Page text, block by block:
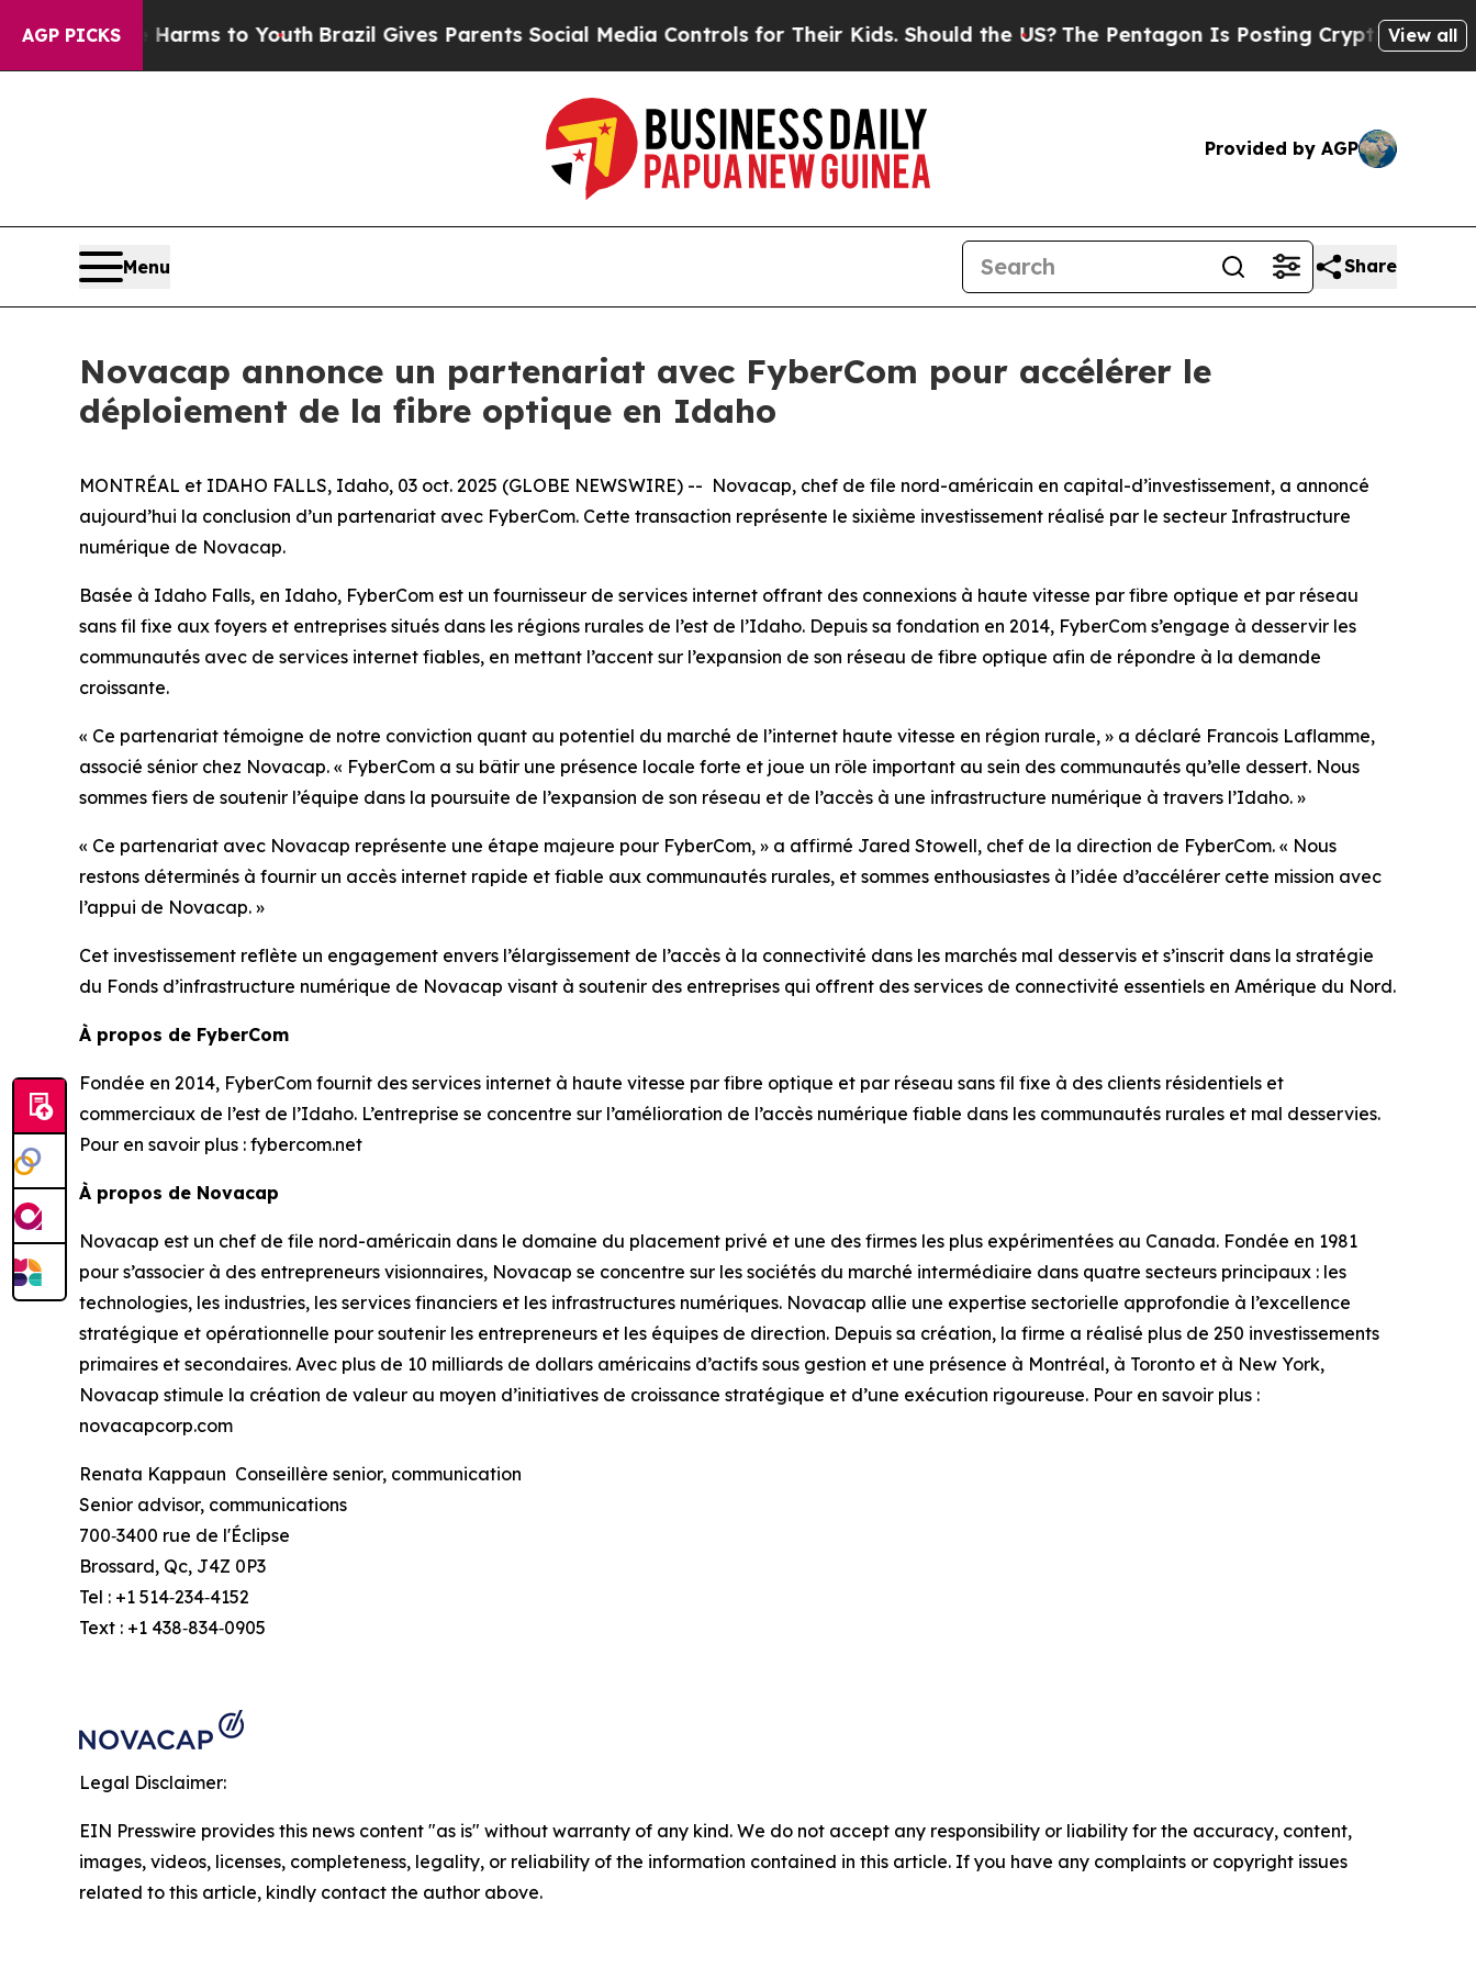
AGP PICKS
to Abate Harms to YouthBrazil Gives Parents Social Media Controls for Their Kids. Should the US?The Pentagon Is Posting Cryptic BiblicalView all
Provided by AGP
Menu Share
Novacap annonce un partenariat avec FyberCom pour accélérer le
déploiement de la fibre optique en Idaho
MONTRÉAL et IDAHO FALLS, Idaho, 03 oct. 2025 (GLOBE NEWSWIRE) -- Novacap, chef de file nord-américain en capital-d’investissement, a annoncé
aujourd’hui la conclusion d’un partenariat avec FyberCom. Cette transaction représente le sixième investissement réalisé par le secteur Infrastructure
numérique de Novacap.
Basée à Idaho Falls, en Idaho, FyberCom est un fournisseur de services internet offrant des connexions à haute vitesse par fibre optique et par réseau
sans fil fixe aux foyers et entreprises situés dans les régions rurales de l’est de l’Idaho. Depuis sa fondation en 2014, FyberCom s’engage à desservir les
communautés avec de services internet fiables, en mettant l’accent sur l’expansion de son réseau de fibre optique afin de répondre à la demande
croissante.
« Ce partenariat témoigne de notre conviction quant au potentiel du marché de l’internet haute vitesse en région rurale, » a déclaré Francois Laflamme,
associé sénior chez Novacap. « FyberCom a su bâtir une présence locale forte et joue un rôle important au sein des communautés qu’elle dessert. Nous
sommes fiers de soutenir l’équipe dans la poursuite de l’expansion de son réseau et de l’accès à une infrastructure numérique à travers l’Idaho. »
« Ce partenariat avec Novacap représente une étape majeure pour FyberCom, » a affirmé Jared Stowell, chef de la direction de FyberCom. « Nous
restons déterminés à fournir un accès internet rapide et fiable aux communautés rurales, et sommes enthousiastes à l’idée d’accélérer cette mission avec
l’appui de Novacap. »
Cet investissement reflète un engagement envers l’élargissement de l’accès à la connectivité dans les marchés mal desservis et s’inscrit dans la stratégie
du Fonds d’infrastructure numérique de Novacap visant à soutenir des entreprises qui offrent des services de connectivité essentiels en Amérique du Nord.
À propos de FyberCom
Fondée en 2014, FyberCom fournit des services internet à haute vitesse par fibre optique et par réseau sans fil fixe à des clients résidentiels et
commerciaux de l’est de l’Idaho. L’entreprise se concentre sur l’amélioration de l’accès numérique fiable dans les communautés rurales et mal desservies.
Pour en savoir plus : fybercom.net
À propos de Novacap
Novacap est un chef de file nord-américain dans le domaine du placement privé et une des firmes les plus expérimentées au Canada. Fondée en 1981
pour s’associer à des entrepreneurs visionnaires, Novacap se concentre sur les sociétés du marché intermédiaire dans quatre secteurs principaux : les
technologies, les industries, les services financiers et les infrastructures numériques. Novacap allie une expertise sectorielle approfondie à l’excellence
stratégique et opérationnelle pour soutenir les entrepreneurs et les équipes de direction. Depuis sa création, la firme a réalisé plus de 250 investissements
primaires et secondaires. Avec plus de 10 milliards de dollars américains d’actifs sous gestion et une présence à Montréal, à Toronto et à New York,
Novacap stimule la création de valeur au moyen d’initiatives de croissance stratégique et d’une exécution rigoureuse. Pour en savoir plus :
novacapcorp.com
Renata Kappaun Conseillère senior, communication
Senior advisor, communications
700‑3400 rue de l'Éclipse
Brossard, Qc, J4Z 0P3
Tel : +1 514‑234‑4152
Text : +1 438‑834‑0905
Legal Disclaimer:
EIN Presswire provides this news content "as is" without warranty of any kind. We do not accept any responsibility or liability for the accuracy, content,
images, videos, licenses, completeness, legality, or reliability of the information contained in this article. If you have any complaints or copyright issues
related to this article, kindly contact the author above.